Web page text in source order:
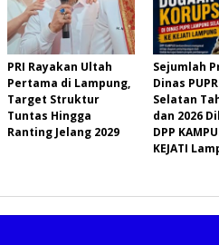
PRI Rayakan Ultah
Pertama di Lampung,
Target Struktur
Tuntas Hingga
Ranting Jelang 2029
Sejumlah
Dinas
Selatan
dan 2026
DPP
KEJATI